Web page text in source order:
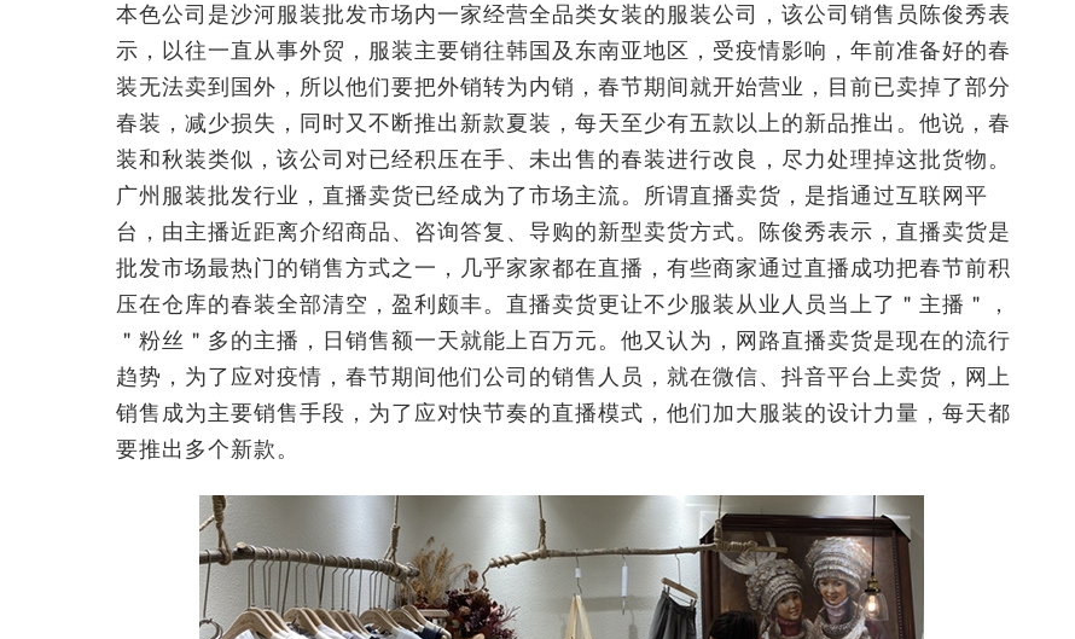
本色公司是沙河服装批发市场内一家经营全品类女装的服装公司，该公司销售员陈俊秀表
示，以往一直从事外贸，服装主要销往韩国及东南亚地区，受疫情影响，年前准备好的春
装无法卖到国外，所以他们要把外销转为内销，春节期间就开始营业，目前已卖掉了部分
春装，减少损失，同时又不断推出新款夏装，每天至少有五款以上的新品推出。他说，春
装和秋装类似，该公司对已经积压在手、未出售的春装进行改良，尽力处理掉这批货物。
广州服装批发行业，直播卖货已经成为了市场主流。所谓直播卖货，是指通过互联网平
台，由主播近距离介绍商品、咨询答复、导购的新型卖货方式。陈俊秀表示，直播卖货是
批发市场最热门的销售方式之一，几乎家家都在直播，有些商家通过直播成功把春节前积
压在仓库的春装全部清空，盈利颇丰。直播卖货更让不少服装从业人员当上了＂主播＂，
＂粉丝＂多的主播，日销售额一天就能上百万元。他又认为，网路直播卖货是现在的流行
趋势，为了应对疫情，春节期间他们公司的销售人员，就在微信、抖音平台上卖货，网上
销售成为主要销售手段，为了应对快节奏的直播模式，他们加大服装的设计力量，每天都
要推出多个新款。